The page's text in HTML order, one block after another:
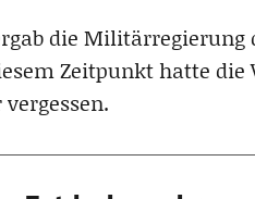
die
Zeitpunkt hatte